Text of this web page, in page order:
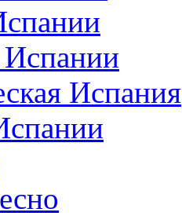
Испания